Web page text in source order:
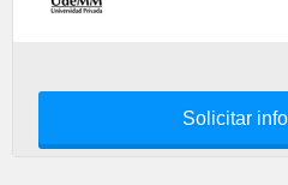
Solicitar